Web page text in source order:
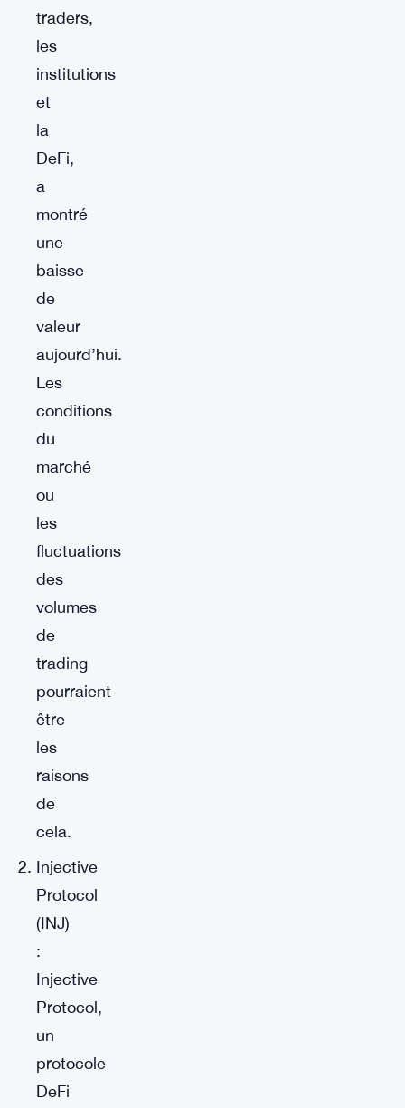
traders,
les
institutions
et
la
DeFi,
a
montré
une
baisse
de
valeur
aujourd’hui.
Les
conditions
du
marché
ou
les
fluctuations
des
volumes
de
trading
pourraient
être
les
raisons
de
cela.
Injective
Protocol
(INJ)
:
Injective
Protocol,
un
protocole
DeFi